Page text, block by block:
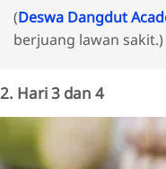
(Deswa Dangdut
berjuang lawan sakit.)
2. Hari 3 dan 4